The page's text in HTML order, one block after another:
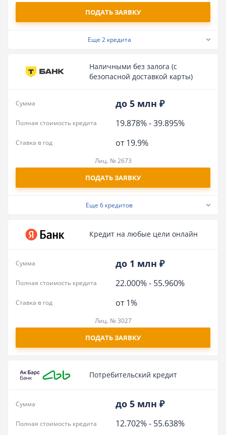
ПОДАТЬ ЗАЯВКУ
Еще 2 кредита
Наличными без залога (с
безопасной доставкой карты)
до 5 млн ₽
Сумма
19.878%-39.895%
Полная стоимость кредита
от 19.9%
Ставка в год
Лиц. № 2673
ПОДАТЬ ЗАЯВКУ
Еще 6 кредитов
Кредит на любые цели онлайн
до 1 млн ₽
Сумма
22.000%- 55.960%
Полная стоимость кредита
от 1%
Ставка в год
Лиц. № 3027
ПОДАТЬ ЗАЯВКУ
Потребительский кредит
до 5 млн ₽
Сумма
12.702%- 55.638%
Полная стоимость кредита